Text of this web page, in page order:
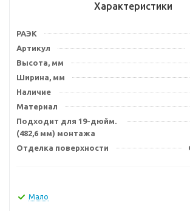
Характеристики
РАЭК
Артикул
Высота, мм
Ширина, мм
Наличие
Материал
Подходит для 19-дюйм.
(482,6 мм) монтажа
Отделка поверхности
Мало